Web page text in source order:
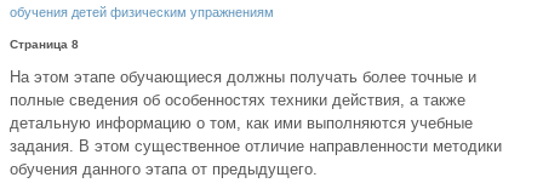
обучения детей физическим упражнениям
Страница 8
На этом этапе обучающиеся должны получать более точные и
полные сведения об особенностях техники действия, а также
детальную информацию о том, как ими выполняются учебные
задания. В этом существенное отличие направленности методики
обучения данного этапа от предыдущего.